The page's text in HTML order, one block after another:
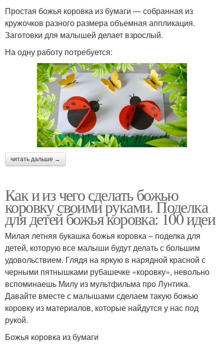
Простая божья коровка из бумаги — собранная из
кружочков разного размера объемная аппликация.
Заготовки для малышей делает взрослый.
На одну работу потребуется:
читать дальше →
Как и из чего сделать божью
коровку своими руками. Поделка
для детей божья коровка: 100 идеи
Милая летняя букашка божья коровка – поделка для
детей, которую все малыши будут делать с большим
удовольствием. Глядя на яркую в нарядной красной с
черными пятнышками рубашечке «коровку», невольно
вспоминаешь Милу из мультфильма про Лунтика.
Давайте вместе с малышами сделаем такую божью
коровку из материалов, которые найдутся у нас под
рукой.
Божья коровка из бумаги